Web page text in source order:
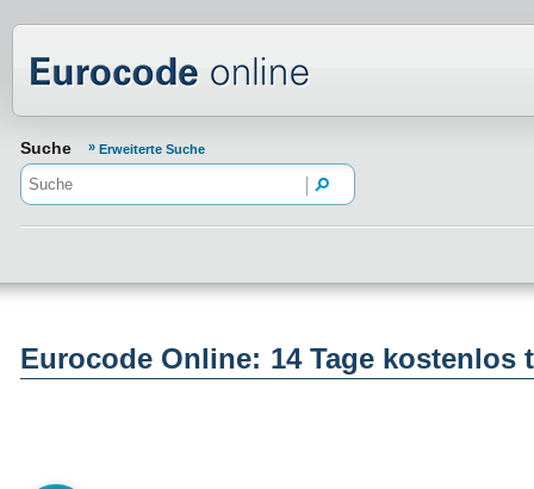
Suche Erweiterte Suche
Eurocode Online: 14 Tage kostenlos